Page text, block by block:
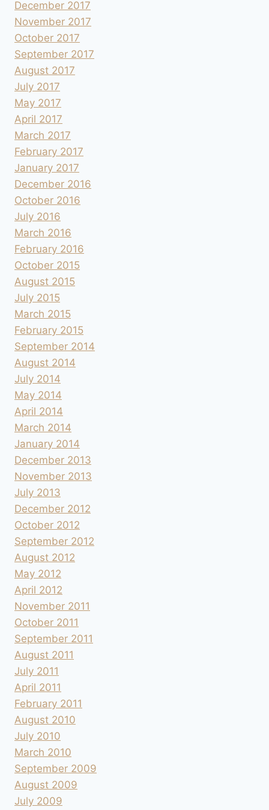
December 2017
November 2017
October 2017
September 2017
August 2017
July 2017
May 2017
April 2017
March 2017
February 2017
January 2017
December 2016
October 2016
July 2016
March 2016
February 2016
October 2015
August 2015
July 2015
March 2015
February 2015
September 2014
August 2014
July 2014
May 2014
April 2014
March 2014
January 2014
December 2013
November 2013
July 2013
December 2012
October 2012
September 2012
August 2012
May 2012
April 2012
November 2011
October 2011
September 2011
August 2011
July 2011
April 2011
February 2011
August 2010
July 2010
March 2010
September 2009
August 2009
July 2009